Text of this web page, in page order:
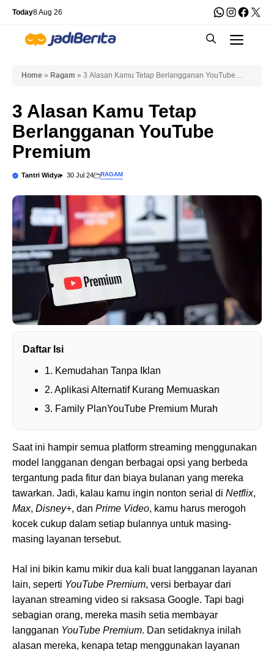
Skip
content
Today8 Aug 26 WhatsApp
X
Home » Ragam » 3 Alasan Kamu Tetap Berlangganan YouTube
3 Alasan Kamu Tetap
Berlangganan YouTube
Premium
Tantri Widya 30 Jul 24 RAGAM
Daftar Isi
1. Kemudahan Tanpa Iklan
2. Aplikasi Alternatif Kurang Memuaskan
3. Family PlanYouTube Premium Murah
Saat ini hampir semua platform streaming menggunakan
model langganan dengan berbagai opsi yang berbeda
tergantung pada fitur dan biaya bulanan yang mereka
tawarkan. Jadi, kalau kamu ingin nonton serial di Netflix,
Max, Disney+, dan Prime Video, kamu harus merogoh
kocek cukup dalam setiap bulannya untuk masing-
masing layanan tersebut.
Hal ini bikin kamu mikir dua kali buat langganan layanan
lain, seperti YouTube Premium, versi berbayar dari
layanan streaming video si raksasa Google. Tapi bagi
sebagian orang, mereka masih setia membayar
langganan YouTube Premium. Dan setidaknya inilah
alasan mereka, kenapa tetap menggunakan layanan